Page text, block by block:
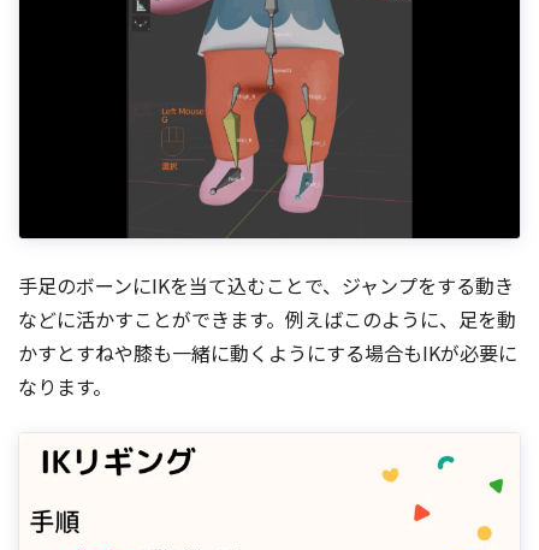
手足のボーンにIKを当て込むことで、ジャンプをする動き
などに活かすことができます。例えばこのように、足を動
かすとすねや膝も一緒に動くようにする場合もIKが必要に
なります。